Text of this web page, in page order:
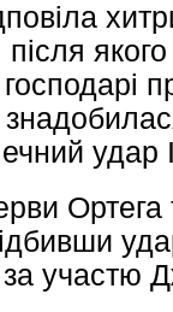
удар
за участю